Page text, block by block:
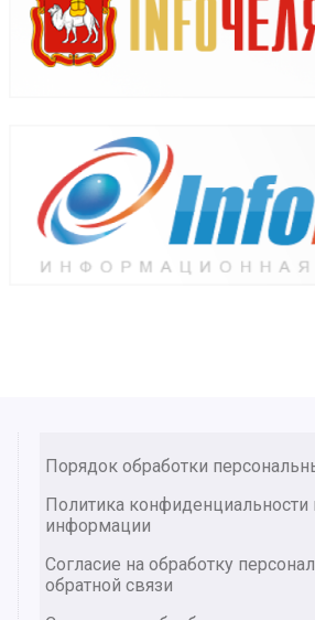
Порядок обработки
Политика конфиденциальности
информации
Согласие на обработку
обратной связи